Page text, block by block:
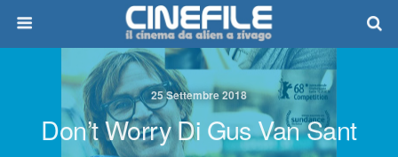
25 Settembre 2018
Don’t Worry Di Gus Van Sant